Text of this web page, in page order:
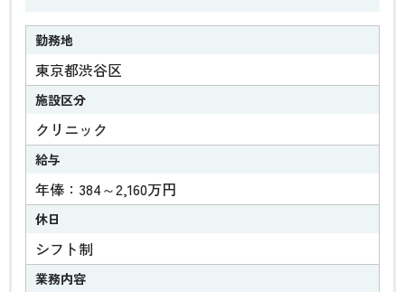
勤務地
東京都渋谷区
施設区分
クリニック
給与
年俸：384～2,160万円
休日
シフト制
業務内容